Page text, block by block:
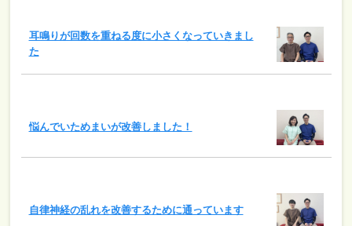
耳鳴りが回数を重ねる度に小さくなっていきまし
た
悩んでいためまいが改善しました！
自律神経の乱れを改善するために通っています